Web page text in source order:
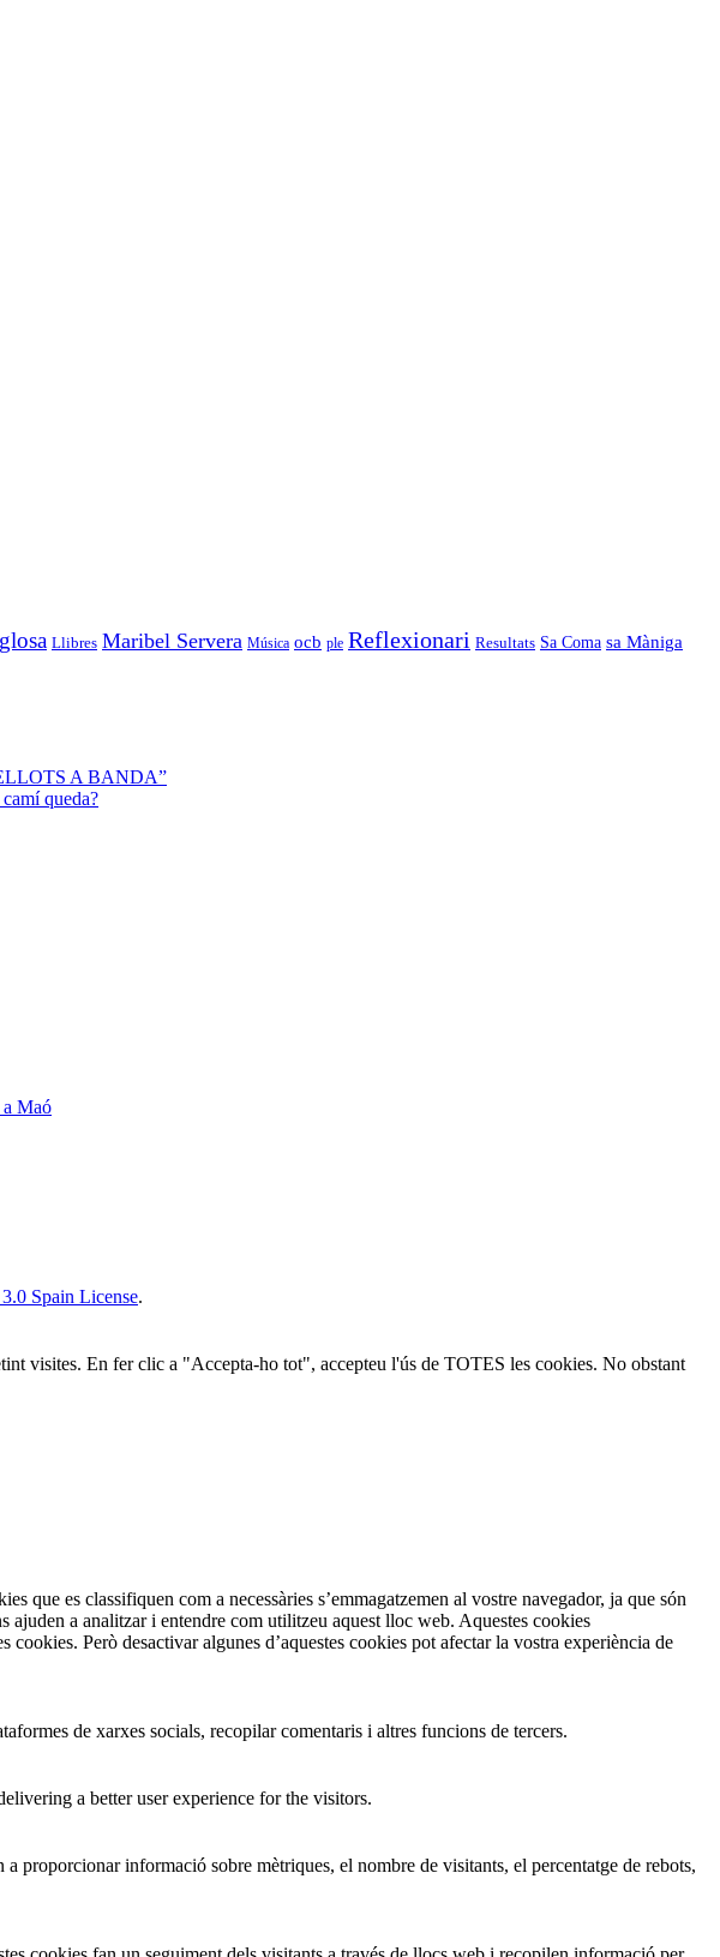
glosa Llibres Maribel Servera Música ocb ple Reflexionari Resultats Sa Coma sa Màniga
A BANDA”
queda?
a Maó
Spain License.
visites. En fer clic a "Accepta-ho tot", accepteu l'ús de TOTES les cookies. No obstant
es classifiquen com a necessàries s’emmagatzemen al vostre navegador, ja que són
a analitzar i entendre com utilitzeu aquest lloc web. Aquestes cookies
Però desactivar algunes d’aquestes cookies pot afectar la vostra experiència de
de xarxes socials, recopilar comentaris i altres funcions de tercers.
a better user experience for the visitors.
proporcionar informació sobre mètriques, el nombre de visitants, el percentatge de rebots,